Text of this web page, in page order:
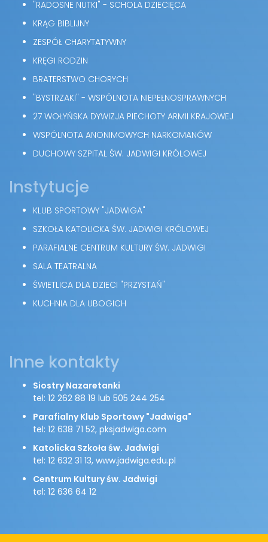
"RADOSNE NUTKI" - SCHOLA DZIECIĘCA
KRĄG BIBLIJNY
ZESPÓŁ CHARYTATYWNY
KRĘGI RODZIN
BRATERSTWO CHORYCH
"BYSTRZAKI" - WSPÓLNOTA NIEPEŁNOSPRAWNYCH
27 WOŁYŃSKA DYWIZJA PIECHOTY ARMII KRAJOWEJ
WSPÓLNOTA ANONIMOWYCH NARKOMANÓW
DUCHOWY SZPITAL ŚW. JADWIGI KRÓLOWEJ
Instytucje
KLUB SPORTOWY "JADWIGA"
SZKOŁA KATOLICKA ŚW. JADWIGI KRÓLOWEJ
PARAFIALNE CENTRUM KULTURY ŚW. JADWIGI
SALA TEATRALNA
ŚWIETLICA DLA DZIECI "PRZYSTAŃ"
KUCHNIA DLA UBOGICH
Inne kontakty
Siostry Nazaretanki
tel: 12 262 88 19 lub 505 244 254
Parafialny Klub Sportowy "Jadwiga"
tel: 12 638 71 52, pksjadwiga.com
Katolicka Szkoła św. Jadwigi
tel: 12 632 31 13, www.jadwiga.edu.pl
Centrum Kultury św. Jadwigi
tel: 12 636 64 12